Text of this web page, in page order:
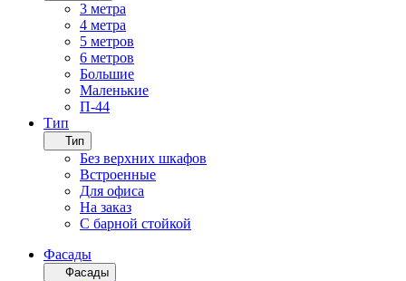
3 метра
4 метра
5 метров
6 метров
Большие
Маленькие
П-44
Тип
Тип
Без верхних шкафов
Встроенные
Для офиса
На заказ
С барной стойкой
Фасады
Фасады